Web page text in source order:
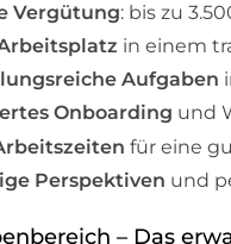
Vergütung: bis zu
in einem
Aufgaben
Onboarding und
für eine
Perspektiven und
– Das